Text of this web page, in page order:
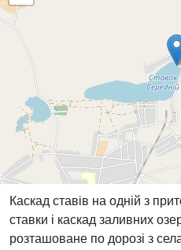
Каскад ставів на одній з
ставки і каскад заливних
розташоване по дорозі з